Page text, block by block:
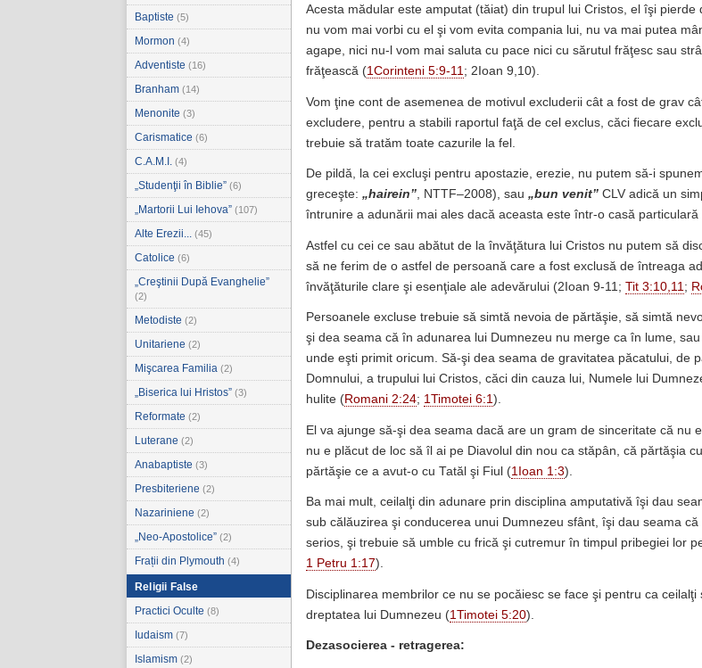
Baptiste (5)
Mormon (4)
Adventiste (16)
Branham (14)
Menonite (3)
Carismatice (6)
C.A.M.I. (4)
„Studenţii în Biblie” (6)
„Martorii Lui Iehova” (107)
Alte Erezii... (45)
Catolice (6)
„Creştinii După Evanghelie”
(2)
Metodiste (2)
Unitariene (2)
Mişcarea Familia (2)
„Biserica lui Hristos” (3)
Reformate (2)
Luterane (2)
Anabaptiste (3)
Presbiteriene (2)
Nazariniene (2)
„Neo-Apostolice” (2)
Frații din Plymouth (4)
Religii False
Practici Oculte (8)
Iudaism (7)
Islamism (2)
Acesta mădular este amputat (tăiat) din trupul lui Cristos, el îşi
nu vom mai vorbi cu el şi vom evita compania lui, nu va mai putea
agape, nici nu-l vom mai saluta cu pace nici cu sărutul frăţesc sau
frăţească (1Corinteni 5:9-11; 2Ioan 9,10).
Vom ţine cont de asemenea de motivul excluderii cât a fost de grav
excludere, pentru a stabili raportul faţă de cel exclus, căci fiecare
trebuie să tratăm toate cazurile la fel.
De pildă, la cei excluşi pentru apostazie, erezie, nu putem să-i
greceşte: „hairein”, NTTF–2008), sau „bun venit” CLV adică un
întrunire a adunării mai ales dacă aceasta este într-o casă particulară
Astfel cu cei ce sau abătut de la învăţătura lui Cristos nu putem să
să ne ferim de o astfel de persoană care a fost exclusă de întreaga
învăţăturile clare şi esenţiale ale adevărului (2Ioan 9-11; Tit 3:10,11 ;
Persoanele excluse trebuie să simtă nevoia de părtăşie, să simtă
şi dea seama că în adunarea lui Dumnezeu nu merge ca în lume,
unde eşti primit oricum. Să-şi dea seama de gravitatea păcatului, de
Domnului, a trupului lui Cristos, căci din cauza lui, Numele lui
hulite (Romani 2:24; 1Timotei 6:1).
El va ajunge să-şi dea seama dacă are un gram de sinceritate că nu
nu e plăcut de loc să îl ai pe Diavolul din nou ca stăpân, că părtăşia
părtăşie ce a avut-o cu Tatăl şi Fiul (1Ioan 1:3).
Ba mai mult, ceilalţi din adunare prin disciplina amputativă îşi dau
sub călăuzirea şi conducerea unui Dumnezeu sfânt, îşi dau seama
serios, şi trebuie să umble cu frică şi cutremur în timpul pribegiei lor
1 Petru 1:17).
Disciplinarea membrilor ce nu se pocăiesc se face şi pentru ca
dreptatea lui Dumnezeu (1Timotei 5:20).
Dezasocierea - retragerea: